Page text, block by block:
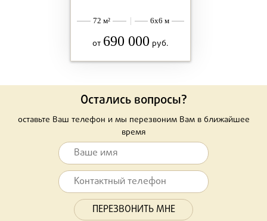
72 м² 6x6 м
от 690 000 руб.
Остались вопросы?
оставьте Ваш телефон и мы перезвоним Вам в ближайшее
время